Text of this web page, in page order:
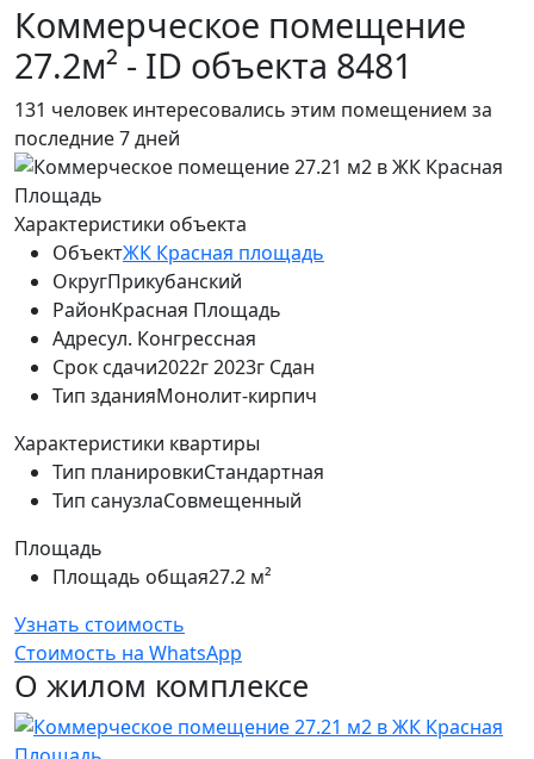
Коммерческое помещение
27.2м² - ID объекта 8481
131 человек интересовались этим помещением за
последние 7 дней
Характеристики объекта
ОбъектЖК Красная площадь
ОкругПрикубанский
РайонКрасная Площадь
Адресул. Конгрессная
Срок сдачи2022г 2023г Сдан
Тип зданияМонолит-кирпич
Характеристики квартиры
Тип планировкиСтандартная
Тип санузлаСовмещенный
Площадь
Площадь общая27.2 м²
Узнать стоимость
Стоимость на WhatsApp
О жилом комплексе